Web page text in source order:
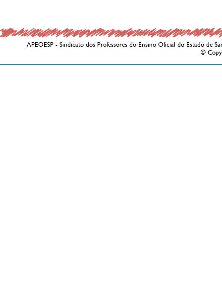
APEOESP - Sindicato dos Professores do Ensino Oficial do Estado de
©